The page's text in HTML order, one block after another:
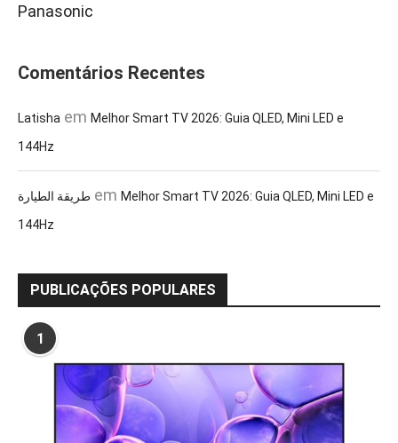
Panasonic
Comentários Recentes
Latisha em Melhor Smart TV 2026: Guia QLED, Mini LED e
144Hz
طريقة الطيارة em Melhor Smart TV 2026: Guia QLED, Mini LED e
144Hz
PUBLICAÇÕES POPULARES
1